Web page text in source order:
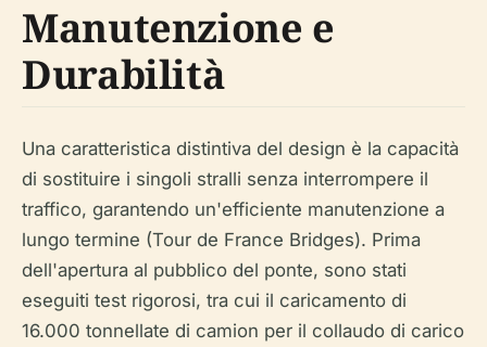
Manutenzione e
Durabilità
Una caratteristica distintiva del design è la capacità
di sostituire i singoli stralli senza interrompere il
traffico, garantendo un'efficiente manutenzione a
lungo termine (Tour de France Bridges). Prima
dell'apertura al pubblico del ponte, sono stati
eseguiti test rigorosi, tra cui il caricamento di
16.000 tonnellate di camion per il collaudo di carico